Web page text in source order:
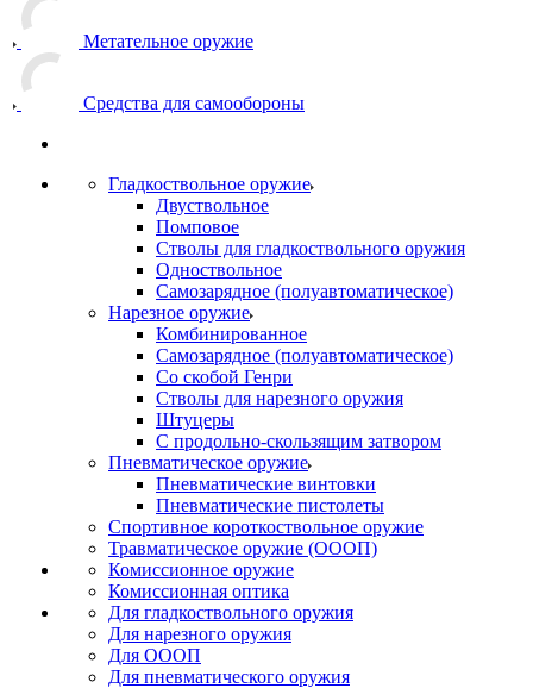
Метательное оружие
Средства для самообороны
Гладкоствольное оружие
Двуствольное
Помповое
Стволы для гладкоствольного оружия
Одноствольное
Самозарядное (полуавтоматическое)
Нарезное оружие
Комбинированное
Самозарядное (полуавтоматическое)
Со скобой Генри
Стволы для нарезного оружия
Штуцеры
С продольно-скользящим затвором
Пневматическое оружие
Пневматические винтовки
Пневматические пистолеты
Спортивное короткоствольное оружие
Травматическое оружие (ОООП)
Комиссионное оружие
Комиссионная оптика
Для гладкоствольного оружия
Для нарезного оружия
Для ОООП
Для пневматического оружия